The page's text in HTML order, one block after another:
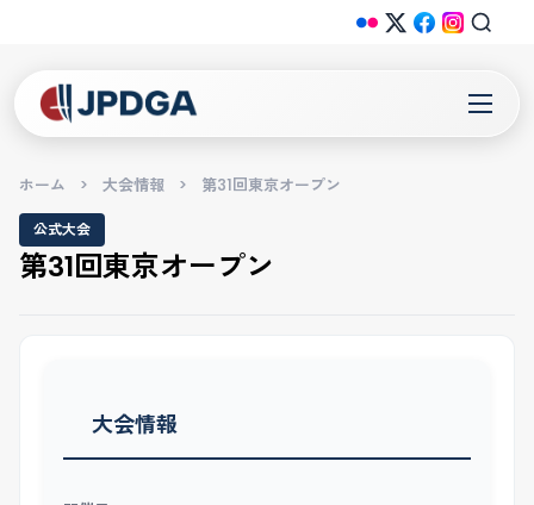
ホーム > 大会情報 > 第31回東京オープン
公式大会
第31回東京オープン
大会情報